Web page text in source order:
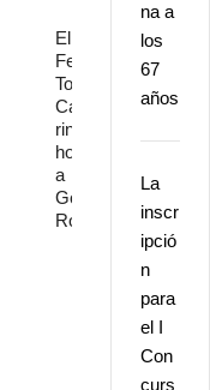
El
Festival
Torre del
Cante
rinde
homenaje
a
Gonzalo
Rojo
na a
los
67
años
La
inscr
ipció
n
para
el I
Con
curs